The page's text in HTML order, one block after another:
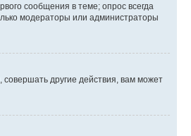
сообщения в теме; опрос всегда
модераторы или администраторы
другие действия, вам может